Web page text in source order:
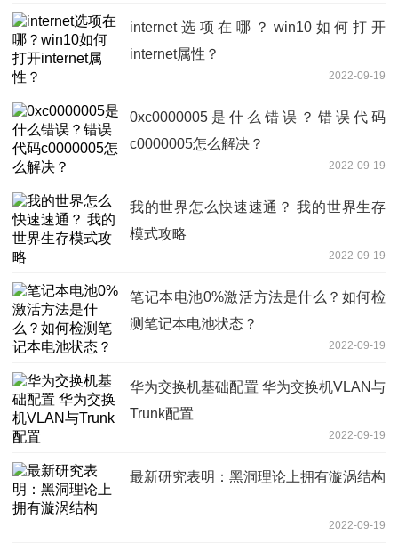
internet选项在哪？win10如何打开
internet属性？
2022-09-19
0xc0000005是什么错误？错误代码
c0000005怎么解决？
2022-09-19
我的世界怎么快速速通？ 我的世界生存
模式攻略
2022-09-19
笔记本电池0%激活方法是什么？如何检
测笔记本电池状态？
2022-09-19
华为交换机基础配置 华为交换机VLAN与
Trunk配置
2022-09-19
最新研究表明：黑洞理论上拥有漩涡结构
2022-09-19